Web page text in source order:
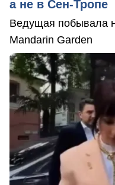
а не в Сен-Тропе
Ведущая побывала
Mandarin Garden